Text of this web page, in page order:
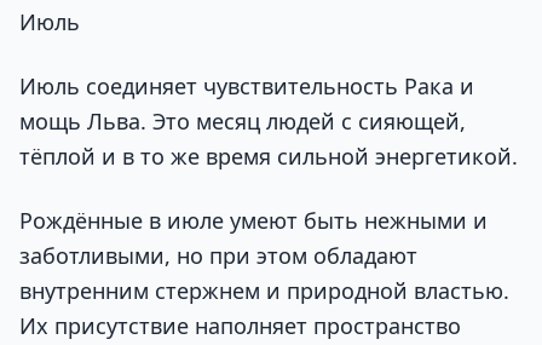
Июль
Июль соединяет чувствительность Рака и
мощь Льва. Это месяц людей с сияющей,
тёплой и в то же время сильной энергетикой.
Рождённые в июле умеют быть нежными и
заботливыми, но при этом обладают
внутренним стержнем и природной властью.
Их присутствие наполняет пространство